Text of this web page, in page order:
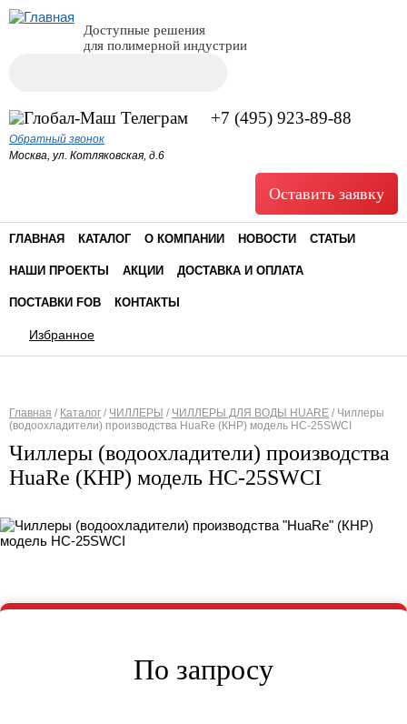
Доступные решения
для полимерной индустрии
+7 (495) 923-89-88
Обратный звонок
Москва, ул. Котляковская, д.6
Оставить заявку
ГЛАВНАЯ КАТАЛОГ О КОМПАНИИ НОВОСТИ СТАТЬИ
НАШИ ПРОЕКТЫ АКЦИИ ДОСТАВКА И ОПЛАТА
ПОСТАВКИ FOB КОНТАКТЫ
Избранное
Вы здесь
Главная / Каталог / ЧИЛЛЕРЫ / ЧИЛЛЕРЫ ДЛЯ ВОДЫ HUARE / Чиллеры
(водоохладители) производства HuaRe (КНР) модель HC-25SWCI
Чиллеры (водоохладители) производства
HuaRe (КНР) модель HC-25SWCI
По запросу